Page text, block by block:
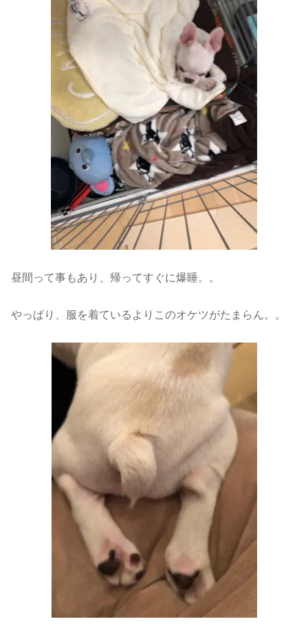
昼間って事もあり、帰ってすぐに爆睡。。
やっぱり、服を着ているよりこのオケツがたまらん。。